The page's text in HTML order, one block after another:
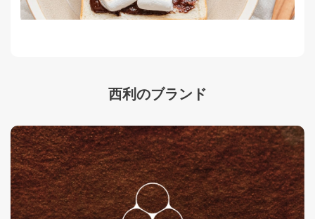
西利のブランド